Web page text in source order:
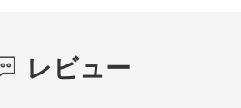
レビュー